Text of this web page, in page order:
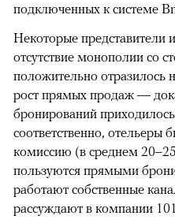
подключенных к системе
Некоторые представители
отсутствие монополии со
положительно отразилось
рост прямых продаж —
бронирований
соответственно, отельеры
комиссию (в среднем
пользуются прямыми
работают собственные
рассуждают в компании